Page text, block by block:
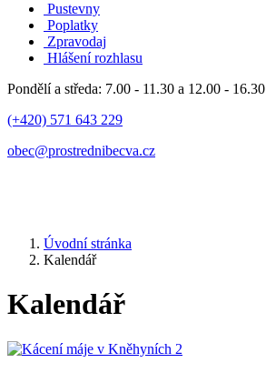
Pustevny
Poplatky
Zpravodaj
Hlášení rozhlasu
Pondělí a středa: 7.00 - 11.30 a 12.00 - 16.30
(+420) 571 643 229
obec@prostrednibecva.cz
Úvodní stránka
Kalendář
Kalendář